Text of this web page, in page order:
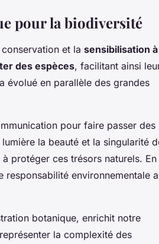
pour la biodiversité
et la sensibilisation à
des espèces, facilitant ainsi
évolué en parallèle des grandes
pour faire passer des
la beauté et la singularité
protéger ces trésors naturels. En
responsabilité environnementale
botanique, enrichit notre
la complexité des